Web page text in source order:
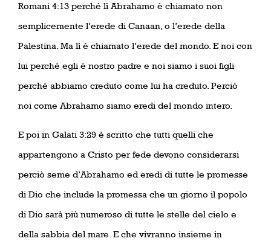
Romani 4:13 perché lì Abrahamo è chiamato non
semplicemente l’erede di Canaan, o l’erede della
Palestina. Ma lì è chiamato l’erede del mondo. E noi con
lui perché egli è nostro padre e noi siamo i suoi figli
perché abbiamo creduto come lui ha creduto. Perciò
noi come Abrahamo siamo eredi del mondo intero.
E poi in Galati 3:29 è scritto che tutti quelli che
appartengono a Cristo per fede devono considerarsi
perciò seme d’Abrahamo ed eredi di tutte le promesse
di Dio che include la promessa che un giorno il popolo
di Dio sarà più numeroso di tutte le stelle del cielo e
della sabbia del mare. E che vivranno insieme in